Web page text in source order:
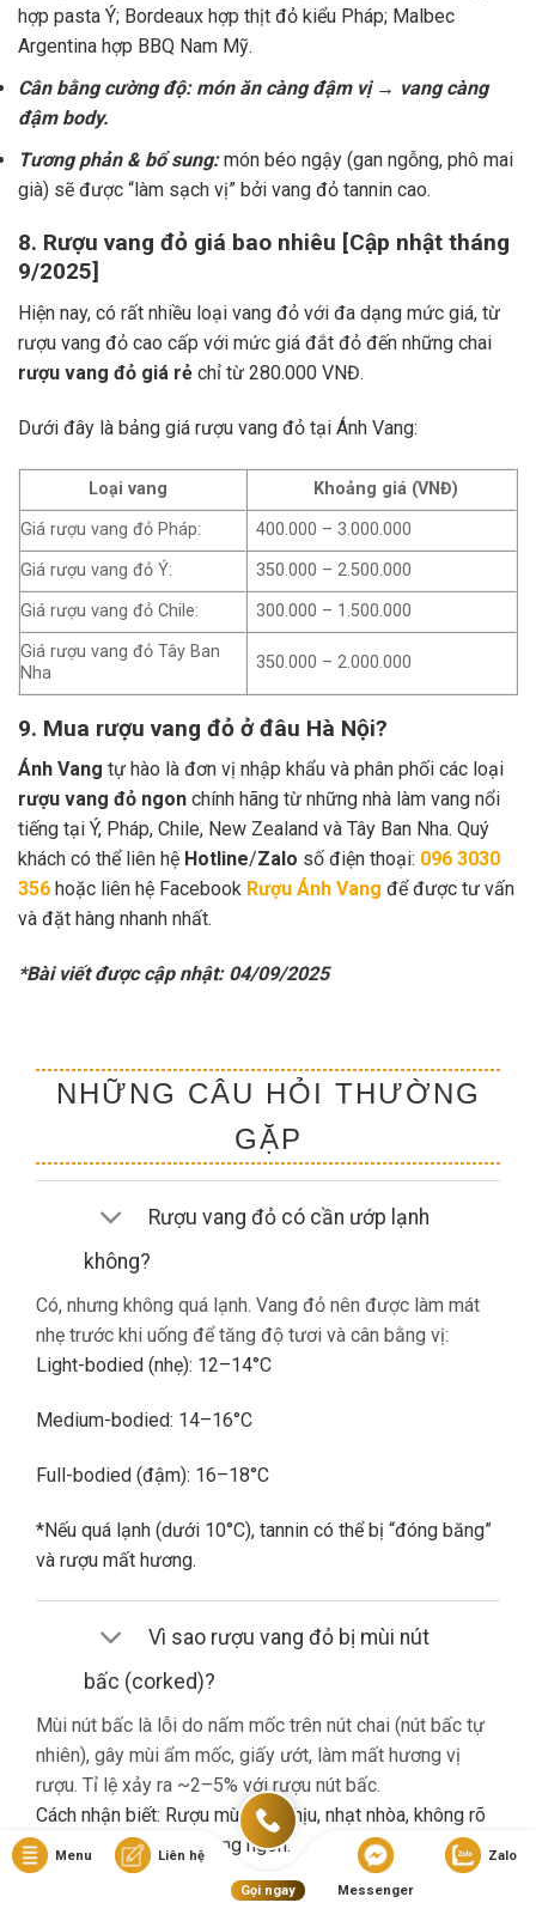
hợp pasta Ý; Bordeaux hợp thịt đỏ kiểu Pháp; Malbec
Argentina hợp BBQ Nam Mỹ.
Cân bằng cường độ: món ăn càng đậm vị → vang càng
đậm body.
Tương phản & bổ sung:món béo ngậy (gan ngỗng, phô mai
già) sẽ được “làm sạch vị” bởi vang đỏ tannin cao.
8. Rượu vang đỏ giá bao nhiêu [Cập nhật tháng
9/2025]
Hiện nay, có rất nhiều loại vang đỏ với đa dạng mức giá, từ
rượu vang đỏ cao cấp với mức giá đắt đỏ đến những chai
rượu vang đỏ giá rẻ chỉ từ 280.000 VNĐ.
Dưới đây là bảng giá rượu vang đỏ tại Ánh Vang:
Loại vang
Khoảng giá (VNĐ)
Giá rượu vang đỏ Pháp:
400.000 – 3.000.000
Giá rượu vang đỏ Ý:
350.000 – 2.500.000
Giá rượu vang đỏ Chile:
300.000 – 1.500.000
Giá rượu vang đỏ Tây Ban
Nha
350.000 – 2.000.000
9. Mua rượu vang đỏ ở đâu Hà Nội?
Ánh Vang tự hào là đơn vị nhập khẩu và phân phối các loại
rượu vang đỏ ngon chính hãng từ những nhà làm vang nổi
tiếng tại Ý, Pháp, Chile, New Zealand và Tây Ban Nha. Quý
khách có thể liên hệ Hotline/Zalo số điện thoại: 096 3030
356 hoặc liên hệ Facebook Rượu Ánh Vang để được tư vấn
và đặt hàng nhanh nhất.
*Bài viết được cập nhật: 04/09/2025
NHỮNG CÂU HỎI THƯỜNG
GẶP
Rượu vang đỏ có cần ướp lạnh
không?
Có, nhưng không quá lạnh. Vang đỏ nên được làm mát
nhẹ trước khi uống để tăng độ tươi và cân bằng vị:
Light-bodied (nhẹ): 12–14°C
Medium-bodied: 14–16°C
Full-bodied (đậm): 16–18°C
*Nếu quá lạnh (dưới 10°C), tannin có thể bị “đóng băng”
và rượu mất hương.
Vì sao rượu vang đỏ bị mùi nút
bấc (corked)?
Mùi nút bấc là lỗi do nấm mốc trên nút chai (nút bấc tự
nhiên), gây mùi ẩm mốc, giấy ướt, làm mất hương vị
rượu. Tỉ lệ xảy ra ~2–5% với rượu nút bấc.
Cách nhận biết: Rượu mùi khó chịu, nhạt nhòa, không rõ
hương trái cây dù là vang ngon.
Nếu gặp lỗi này, bạn nên liên hệ cửa hàng đổi trả (nếu có
Menu Liên hệ
Gọi ngay Messenger
Zalo